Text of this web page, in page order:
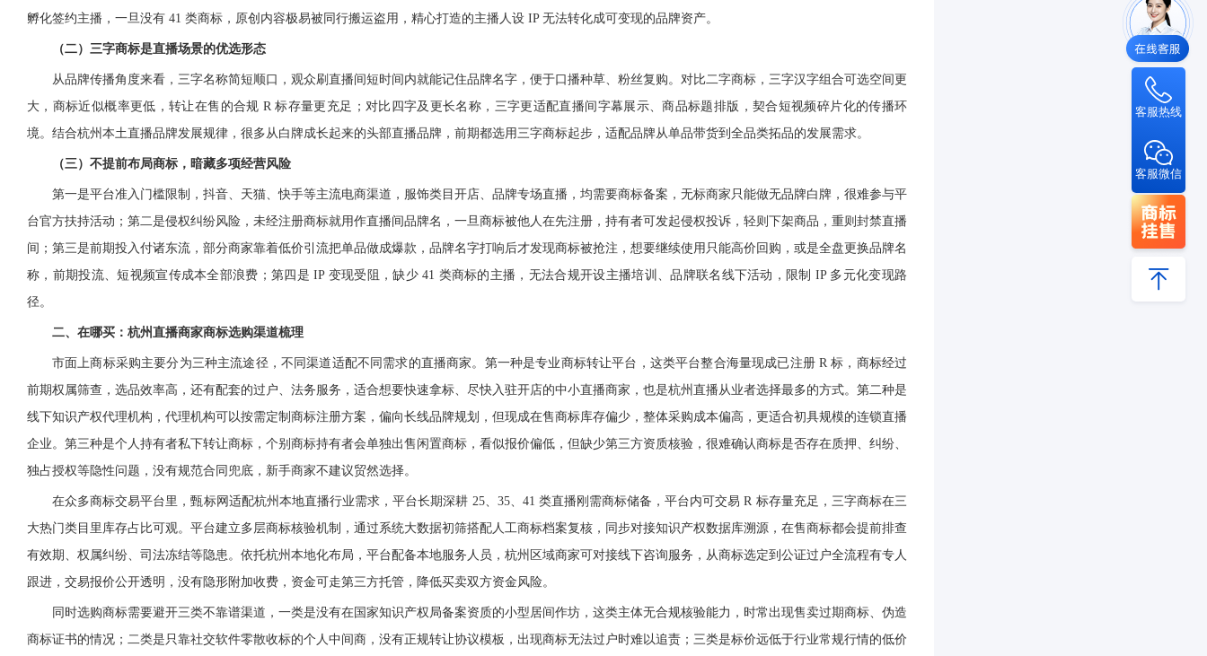
孵化签约主播，一旦没有 41 类商标，原创内容极易被同行搬运盗用，精心打造的主播人设 IP 无法转化成可变现的品牌资产。
（二）三字商标是直播场景的优选形态
从品牌传播角度来看，三字名称简短顺口，观众刷直播间短时间内就能记住品牌名字，便于口播种草、粉丝复购。对比二字商标，三字汉字组合可选空间更
大，商标近似概率更低，转让在售的合规 R 标存量更充足；对比四字及更长名称，三字更适配直播间字幕展示、商品标题排版，契合短视频碎片化的传播环
境。结合杭州本土直播品牌发展规律，很多从白牌成长起来的头部直播品牌，前期都选用三字商标起步，适配品牌从单品带货到全品类拓品的发展需求。
（三）不提前布局商标，暗藏多项经营风险
第一是平台准入门槛限制，抖音、天猫、快手等主流电商渠道，服饰类目开店、品牌专场直播，均需要商标备案，无标商家只能做无品牌白牌，很难参与平
台官方扶持活动；第二是侵权纠纷风险，未经注册商标就用作直播间品牌名，一旦商标被他人在先注册，持有者可发起侵权投诉，轻则下架商品，重则封禁直播
间；第三是前期投入付诸东流，部分商家靠着低价引流把单品做成爆款，品牌名字打响后才发现商标被抢注，想要继续使用只能高价回购，或是全盘更换品牌名
称，前期投流、短视频宣传成本全部浪费；第四是 IP 变现受阻，缺少 41 类商标的主播，无法合规开设主播培训、品牌联名线下活动，限制 IP 多元化变现路
径。
二、在哪买：杭州直播商家商标选购渠道梳理
市面上商标采购主要分为三种主流途径，不同渠道适配不同需求的直播商家。第一种是专业商标转让平台，这类平台整合海量现成已注册 R 标，商标经过
前期权属筛查，选品效率高，还有配套的过户、法务服务，适合想要快速拿标、尽快入驻开店的中小直播商家，也是杭州直播从业者选择最多的方式。第二种是
线下知识产权代理机构，代理机构可以按需定制商标注册方案，偏向长线品牌规划，但现成在售商标库存偏少，整体采购成本偏高，更适合初具规模的连锁直播
企业。第三种是个人持有者私下转让商标，个别商标持有者会单独出售闲置商标，看似报价偏低，但缺少第三方资质核验，很难确认商标是否存在质押、纠纷、
独占授权等隐性问题，没有规范合同兜底，新手商家不建议贸然选择。
在众多商标交易平台里，甄标网适配杭州本地直播行业需求，平台长期深耕 25、35、41 类直播刚需商标储备，平台内可交易 R 标存量充足，三字商标在三
大热门类目里库存占比可观。平台建立多层商标核验机制，通过系统大数据初筛搭配人工商标档案复核，同步对接知识产权数据库溯源，在售商标都会提前排查
有效期、权属纠纷、司法冻结等隐患。依托杭州本地化布局，平台配备本地服务人员，杭州区域商家可对接线下咨询服务，从商标选定到公证过户全流程有专人
跟进，交易报价公开透明，没有隐形附加收费，资金可走第三方托管，降低买卖双方资金风险。
同时选购商标需要避开三类不靠谱渠道，一类是没有在国家知识产权局备案资质的小型居间作坊，这类主体无合规核验能力，时常出现售卖过期商标、伪造
商标证书的情况；二类是只靠社交软件零散收标的个人中间商，没有正规转让协议模板，出现商标无法过户时难以追责；三类是标价远低于行业常规行情的低价
客服热线
客服微信